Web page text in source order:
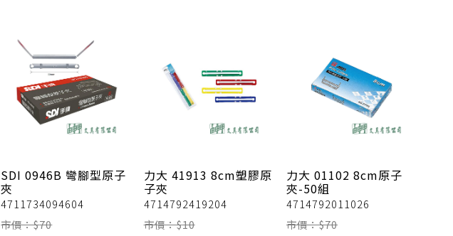
SDI 0946B 彎腳型原子
夾
4711734094604
市價：$70
力大 41913 8cm塑膠原
子夾
4714792419204
市價：$10
力大 01102 8cm原子
夾-50組
4714792011026
市價：$70